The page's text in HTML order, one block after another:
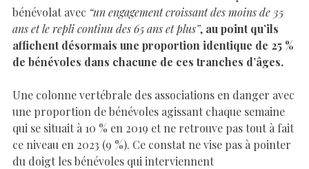
bénévolat avec “un engagement croissant des moins de 35
ans et le repli continu des 65 ans et plus”, au point qu’ils
affichent désormais une proportion identique de 25 %
de bénévoles dans chacune de ces tranches d’âges.
Une colonne vertébrale des associations en danger avec
une proportion de bénévoles agissant chaque semaine
qui se situait à 10 % en 2019 et ne retrouve pas tout à fait
ce niveau en 2023 (9 %). Ce constat ne vise pas à pointer
du doigt les bénévoles qui interviennent